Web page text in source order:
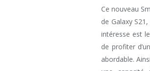
Ce nouveau
de Galaxy
intéresse est
de profiter
abordable.